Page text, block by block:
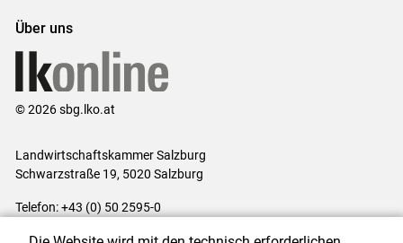
Über uns
© 2026 sbg.lko.at
Landwirtschaftskammer Salzburg
Schwarzstraße 19, 5020 Salzburg
Telefon: +43 (0) 50 2595-0